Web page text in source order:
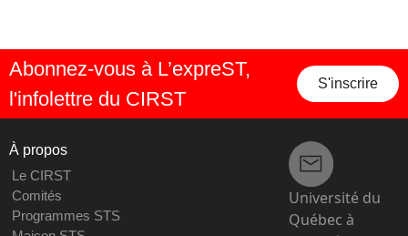
Abonnez-vous à L’expreST,
l'infolettre du CIRST
S'inscrire
À propos
Le CIRST
Comités
Programmes STS
Université du
Québec à